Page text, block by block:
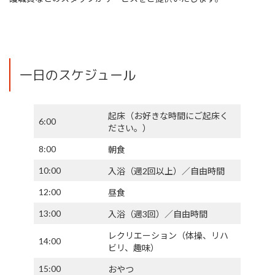
一日のスケジュール
6:00
起床（お好きな時間にご起床く
ださい。）
8:00
朝食
10:00
入浴（週2回以上）／自由時間
12:00
昼食
13:00
入浴（週3回）／自由時間
14:00
レクリエーション（体操、リハ
ビリ、趣味）
15:00
おやつ